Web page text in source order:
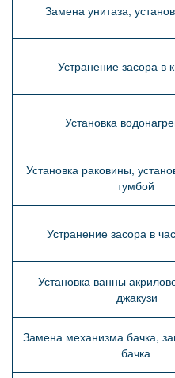
Замена унитаза,
Устранение засора в
Установка
Установка раковины,
тумбой
Устранение засора в
Установка ванны
джакузи
Замена механизма бачка,
бачка